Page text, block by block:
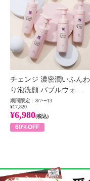
チェンジ 濃密潤いふんわ
り泡洗顔 バブルウォ...
期間限定：8/7〜13
¥17,820
¥6,980(税込)
60%OFF